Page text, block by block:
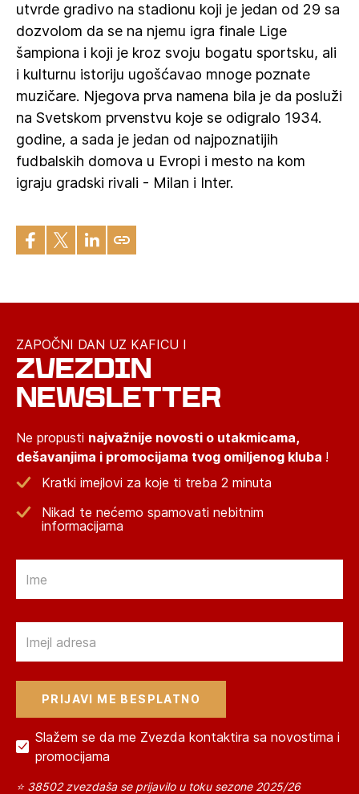
utvrde gradivo na stadionu koji je jedan od 29 sa
dozvolom da se na njemu igra finale Lige
šampiona i koji je kroz svoju bogatu sportsku, ali
i kulturnu istoriju ugošćavao mnoge poznate
muzičare. Njegova prva namena bila je da posluži
na Svetskom prvenstvu koje se odigralo 1934.
godine, a sada je jedan od najpoznatijih
fudbalskih domova u Evropi i mesto na kom
igraju gradski rivali - Milan i Inter.
ZAPOČNI DAN UZ KAFICU I
ZVEZDIN
NEWSLETTER
Ne propusti najvažnije novosti o utakmicama,
dešavanjima i promocijama tvog omiljenog kluba !
Kratki imejlovi za koje ti treba 2 minuta
Nikad te nećemo spamovati nebitnim
informacijama
Slažem se da me Zvezda kontaktira sa novostima i
promocijama
⭐ 38502 zvezdaša se prijavilo u toku sezone 2025/26